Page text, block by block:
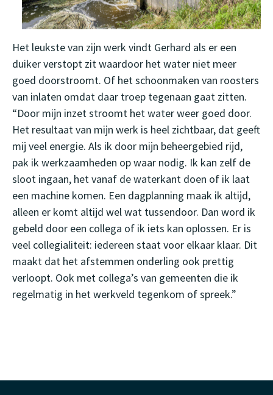
Het leukste van zijn werk vindt Gerhard als er een
duiker verstopt zit waardoor het water niet meer
goed doorstroomt. Of het schoonmaken van roosters
van inlaten omdat daar troep tegenaan gaat zitten.
“Door mijn inzet stroomt het water weer goed door.
Het resultaat van mijn werk is heel zichtbaar, dat geeft
mij veel energie. Als ik door mijn beheergebied rijd,
pak ik werkzaamheden op waar nodig. Ik kan zelf de
sloot ingaan, het vanaf de waterkant doen of ik laat
een machine komen. Een dagplanning maak ik altijd,
alleen er komt altijd wel wat tussendoor. Dan word ik
gebeld door een collega of ik iets kan oplossen. Er is
veel collegialiteit: iedereen staat voor elkaar klaar. Dit
maakt dat het afstemmen onderling ook prettig
verloopt. Ook met collega’s van gemeenten die ik
regelmatig in het werkveld tegenkom of spreek.”